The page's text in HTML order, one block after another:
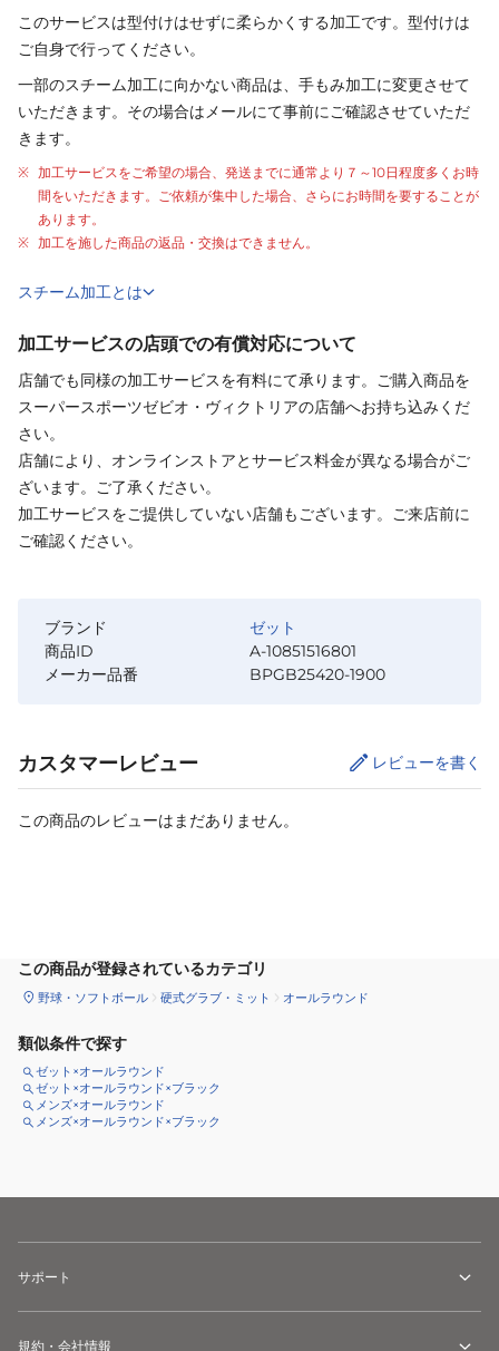
このサービスは型付けはせずに柔らかくする加工です。型付けは
ご自身で行ってください。
一部のスチーム加工に向かない商品は、手もみ加工に変更させて
いただきます。その場合はメールにて事前にご確認させていただ
きます。
加工サービスをご希望の場合、発送までに通常より ７～10日程度多くお時
間をいただきます。ご依頼が集中した場合、さらにお時間を要することが
あります。
加工を施した商品の返品・交換はできません。
スチーム加工とは
加工サービスの店頭での有償対応について
店舗でも同様の加工サービスを有料にて承ります。ご購入商品を
スーパースポーツゼビオ・ヴィクトリアの店舗へお持ち込みくだ
さい。
店舗により、オンラインストアとサービス料金が異なる場合がご
ざいます。ご了承ください。
加工サービスをご提供していない店舗もございます。ご来店前に
ご確認ください。
ブランド
ゼット
商品ID
A-10851516801
メーカー品番
BPGB25420-1900
カスタマーレビュー レビューを書く
この商品のレビューはまだありません。
この商品が登録されているカテゴリ
野球・ソフトボール 硬式グラブ・ミット オールラウンド
類似条件で探す
ゼット×オールラウンド
ゼット×オールラウンド×ブラック
メンズ×オールラウンド
メンズ×オールラウンド×ブラック
サポート
規約・会社情報